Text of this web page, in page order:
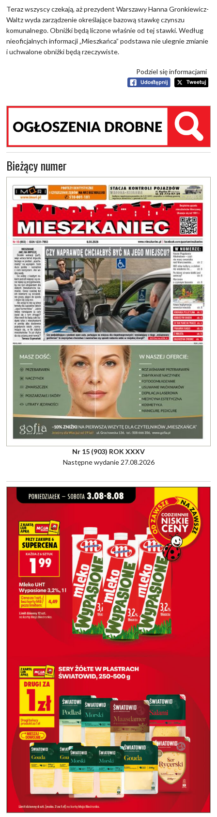
Teraz wszyscy czekają, aż prezydent Warszawy Hanna Gronkiewicz-
Waltz wyda zarządzenie określające bazową stawkę czynszu
komunalnego. Obniżki będą liczone właśnie od tej stawki. Według
nieoficjalnych informacji „Mieszkańca” podstawa nie ulegnie zmianie
i uchwalone obniżki będą rzeczywiste.
Podziel się informacjami
Bieżący numer
Nr 15 (903) ROK XXXV
Następne wydanie 27.08.2026